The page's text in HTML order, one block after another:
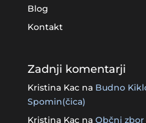
Blog
Kontakt
Zadnji komentarji
Kristina Kacna Budno
Spomin(čica)
Kristina Kacna Občni zbor